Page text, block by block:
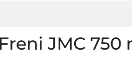
JMC 750